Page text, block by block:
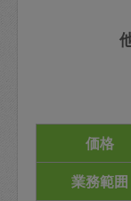
価格
業務範囲